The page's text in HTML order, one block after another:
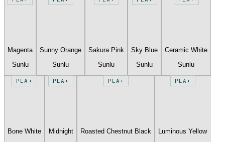
Magenta
Sunlu
Sunny Orange
Sunlu
Sakura Pink
Sunlu
Sky Blue
Sunlu
Ceramic White
Sunlu
PLA+
Bone White
PLA+
Midnight
PLA+
Roasted Chestnut Black
PLA+
Luminous Yellow